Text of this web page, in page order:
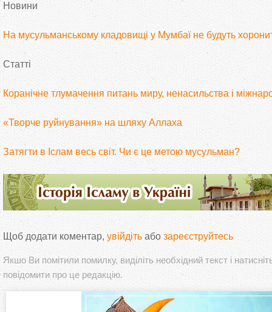
Новини
На мусульманському кладовищі у Мумбаї не будуть
Статті
Коранічне тлумачення питань миру, ненасильства і
«Творче руйнування» на шляху Аллаха
Затягти в Іслам весь світ. Чи є це метою мусульман?
Щоб додати коментар, увійдіть або зареєструйтесь
Якшо Ви помітили помилку, виділіть необхідний текст і
повідомити про це редакцію.